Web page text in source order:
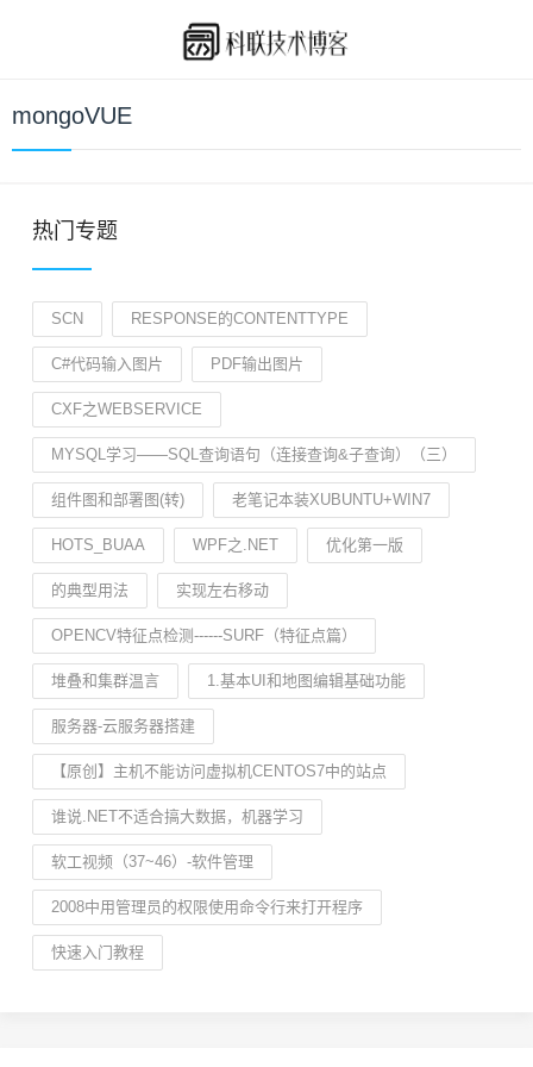
mongoVUE
热门专题
SCN RESPONSE的CONTENTTYPE
C#代码输入图片 PDF输出图片
CXF之WEBSERVICE
MYSQL学习——SQL查询语句（连接查询&子查询）（三）
组件图和部署图(转) 老笔记本装XUBUNTU+WIN7
HOTS_BUAA WPF之.NET 优化第一版
的典型用法 实现左右移动
OPENCV特征点检测------SURF（特征点篇）
堆叠和集群温言 1.基本UI和地图编辑基础功能
服务器-云服务器搭建
【原创】主机不能访问虚拟机CENTOS7中的站点
谁说.NET不适合搞大数据，机器学习
软工视频（37~46）-软件管理
2008中用管理员的权限使用命令行来打开程序
快速入门教程